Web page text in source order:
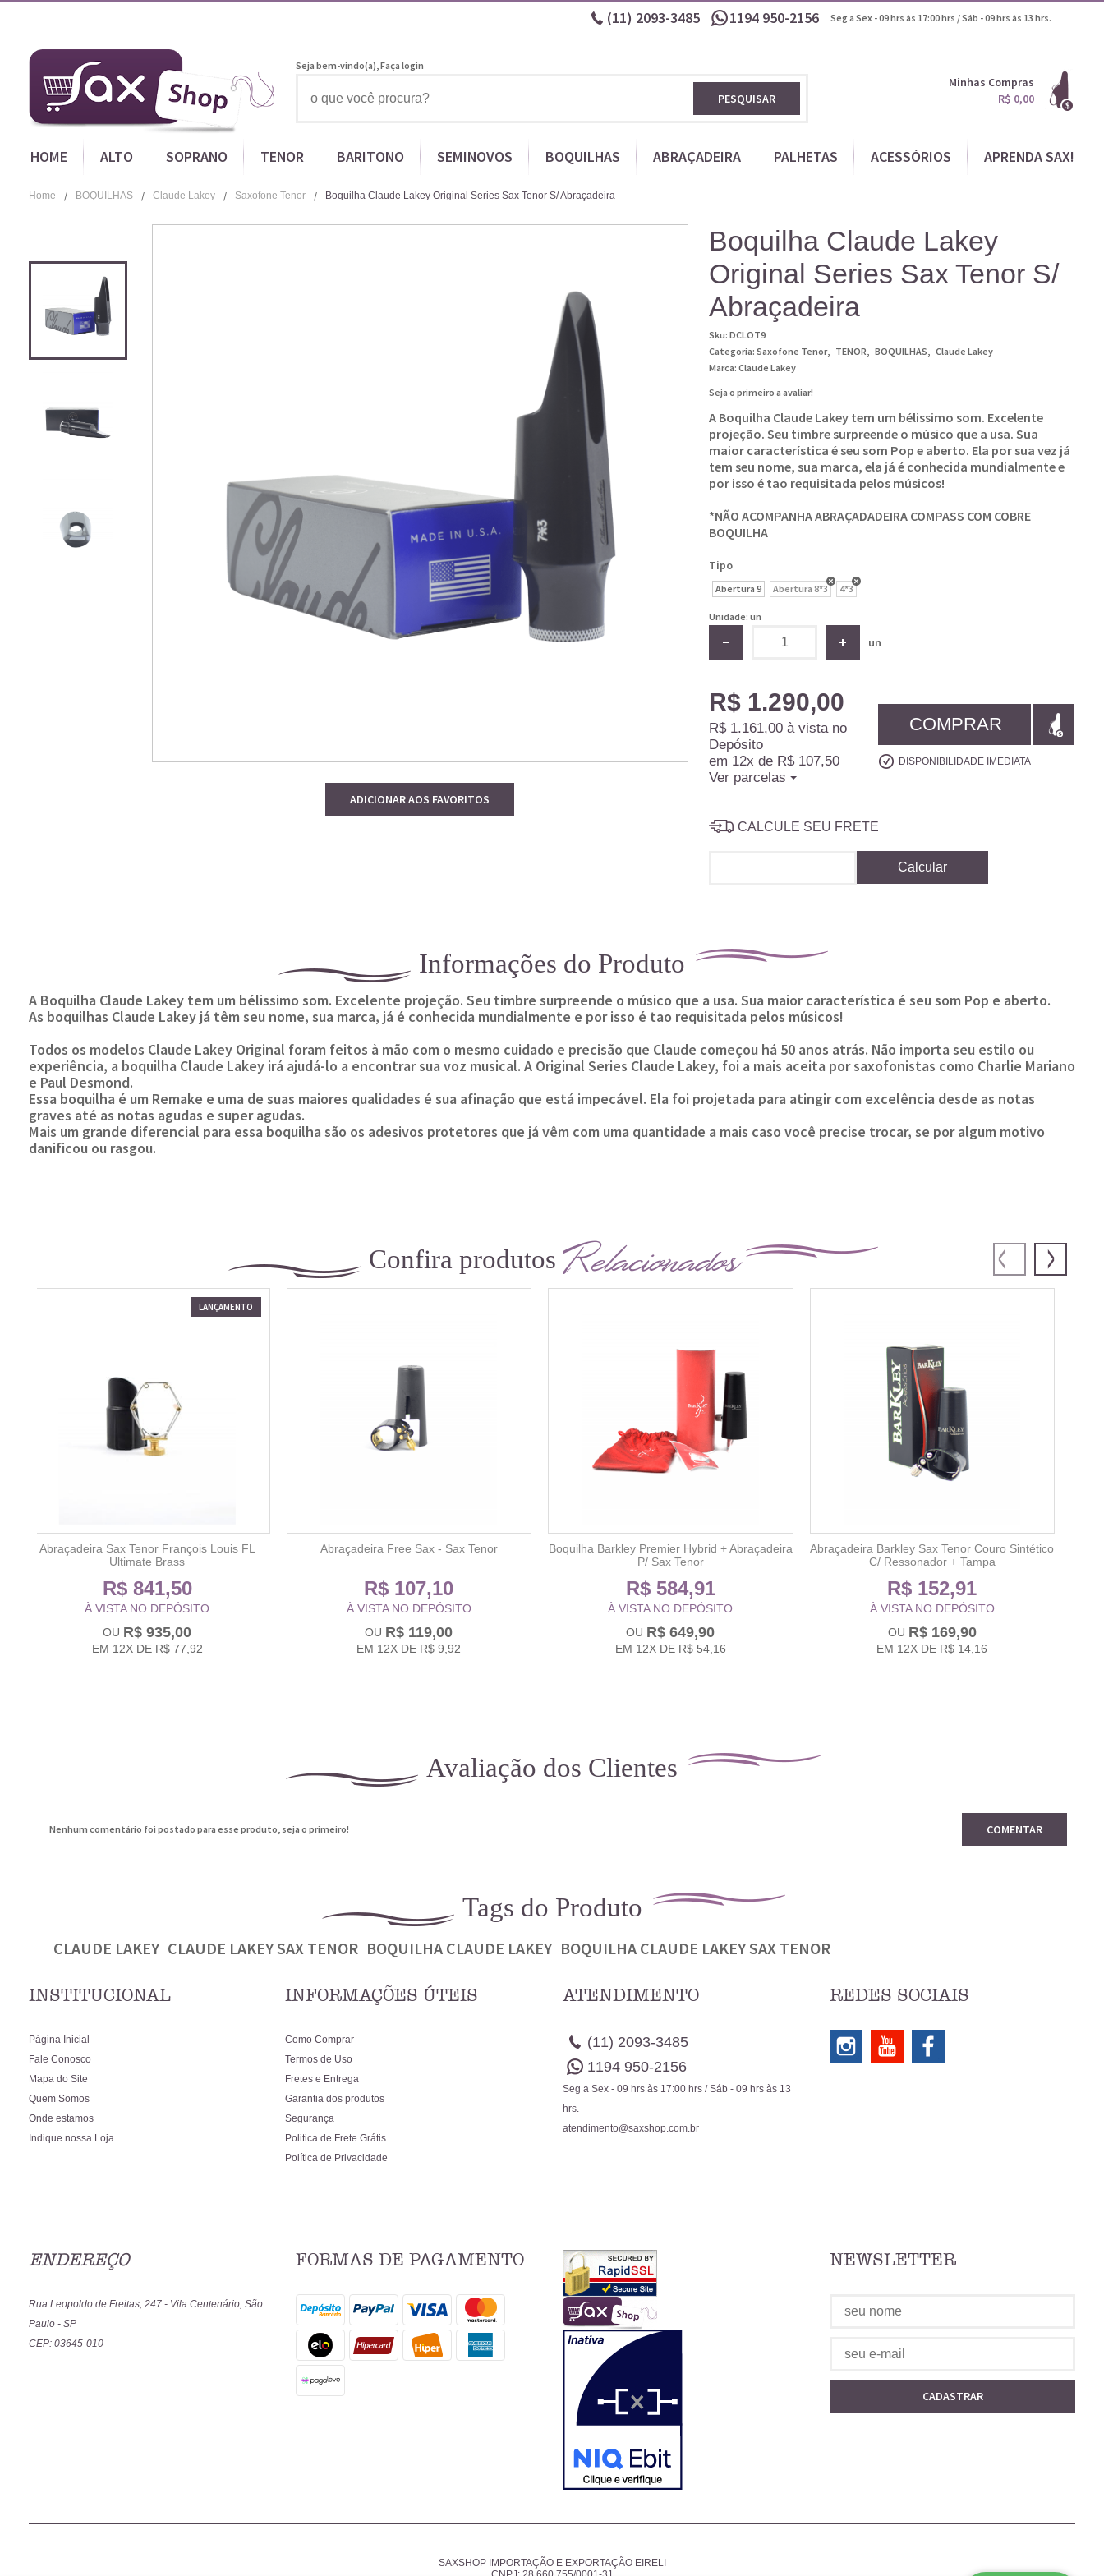
(11) 2093-3485 1194950-2156 Seg a Sex - 09 hrs às 17:00 hrs / Sáb - 09 hrs às 13 hrs.
Seja bem-vindo(a),Faça login
PESQUISAR
Minhas Compras
R$ 0,00
HOME ALTO SOPRANO TENOR BARITONO SEMINOVOS BOQUILHAS ABRAÇADEIRA PALHETAS ACESSÓRIOS APRENDA SAX!
Home BOQUILHAS Claude Lakey Saxofone Tenor Boquilha Claude Lakey Original Series Sax Tenor S/ Abraçadeira
ADICIONAR AOS FAVORITOS
Boquilha Claude Lakey
Original Series Sax Tenor S/
Abraçadeira
Sku:DCLOT9
Categoria: Saxofone Tenor TENOR BOQUILHAS
Claude Lakey
Marca:Claude Lakey
Seja o primeiro a avaliar!
A Boquilha Claude Lakey tem um bélissimo som. Excelente
projeção. Seu timbre surpreende o músico que a usa. Sua
maior característica é seu som Pop e aberto. Ela por sua vez já
tem seu nome, sua marca, ela já é conhecida mundialmente e
por isso é tao requisitada pelos músicos!
*NÃO ACOMPANHA ABRAÇADADEIRA COMPASS COM COBRE
BOQUILHA
Tipo
Abertura 9 Abertura 8*3 4*3
Unidade: un
un
R$ 1.290,00
R$ 1.161,00 à vista no
Depósito
em 12x de R$ 107,50
Ver parcelas
COMPRAR
DISPONIBILIDADE IMEDIATA
CALCULE SEU FRETE
Calcular
Informações do Produto
A Boquilha Claude Lakey tem um bélissimo som. Excelente projeção. Seu timbre surpreende o músico que a usa. Sua maior característica é seu som Pop e aberto.
As boquilhas Claude Lakey já têm seu nome, sua marca, já é conhecida mundialmente e por isso é tao requisitada pelos músicos!
Todos os modelos Claude Lakey Original foram feitos à mão com o mesmo cuidado e precisão que Claude começou há 50 anos atrás. Não importa seu estilo ou
experiência, a boquilha Claude Lakey irá ajudá-lo a encontrar sua voz musical. A Original Series Claude Lakey, foi a mais aceita por saxofonistas como Charlie Mariano
e Paul Desmond.
Essa boquilha é um Remake e uma de suas maiores qualidades é sua afinação que está impecável. Ela foi projetada para atingir com excelência desde as notas
graves até as notas agudas e super agudas.
Mais um grande diferencial para essa boquilha são os adesivos protetores que já vêm com uma quantidade a mais caso você precise trocar, se por algum motivo
danificou ou rasgou.
Confira produtos Relacionados
LANÇAMENTO
Abraçadeira Sax Tenor François Louis FL
Ultimate Brass
R$ 841,50
À VISTA NO DEPÓSITO
R$ 935,00
EM 12XDE R$ 77,92
Abraçadeira Free Sax - Sax Tenor
R$ 107,10
À VISTA NO DEPÓSITO
R$ 119,00
EM 12X DE R$ 9,92
Boquilha Barkley Premier Hybrid + Abraçadeira
P/ Sax Tenor
R$ 584,91
À VISTA NO DEPÓSITO
R$ 649,90
EM 12XDE R$ 54,16
Abraçadeira Barkley Sax Tenor Couro Sintético
C/ Ressonador + Tampa
R$ 152,91
À VISTA NO DEPÓSITO
R$ 169,90
EM 12X DE R$ 14,16
Avaliação dos Clientes
Nenhum comentário foi postado para esse produto, seja o primeiro! COMENTAR
Tags do Produto
CLAUDE LAKEY CLAUDE LAKEY SAX TENOR BOQUILHA CLAUDE LAKEY BOQUILHA CLAUDE LAKEY SAX TENOR
INSTITUCIONAL
Página Inicial
Fale Conosco
Mapa do Site
Quem Somos
Onde estamos
Indique nossa Loja
INFORMAÇÕES ÚTEIS
Como Comprar
Termos de Uso
Fretes e Entrega
Garantia dos produtos
Segurança
Politica de Frete Grátis
Política de Privacidade
ATENDIMENTO
(11) 2093-3485
1194 950-2156
Seg a Sex - 09 hrs às 17:00 hrs / Sáb - 09 hrs às 13
hrs.
atendimento@saxshop.com.br
REDES SOCIAIS
ENDEREÇO
Rua Leopoldo de Freitas, 247 - Vila Centenário, São
Paulo - SP
CEP: 03645-010
FORMAS DE PAGAMENTO NEWSLETTER
CADASTRAR
SAXSHOP IMPORTAÇÃO E EXPORTAÇÃO EIRELI